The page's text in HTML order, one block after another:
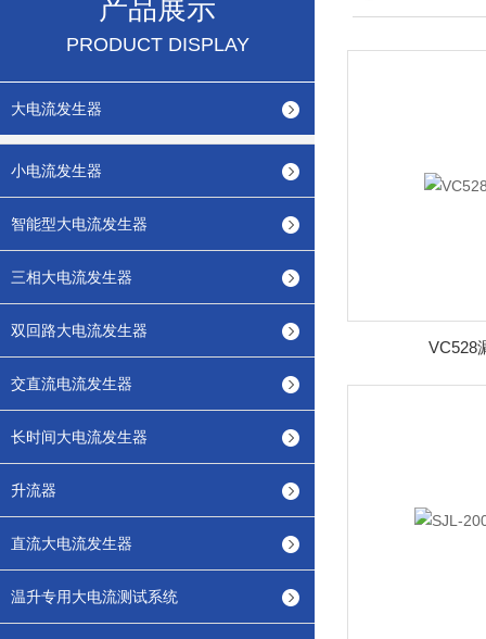
产品展示
PRODUCT DISPLAY
大电流发生器
小电流发生器
智能型大电流发生器
三相大电流发生器
双回路大电流发生器
交直流电流发生器
长时间大电流发生器
升流器
直流大电流发生器
温升专用大电流测试系统
VC528